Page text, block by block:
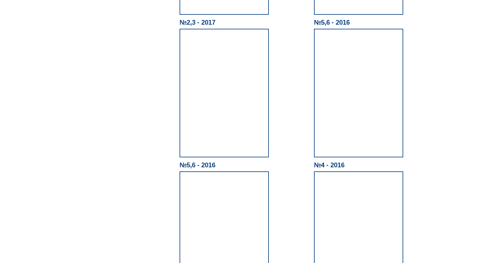
№2,3 - 2017 №5,6 - 2016
№5,6 - 2016 №4 - 2016